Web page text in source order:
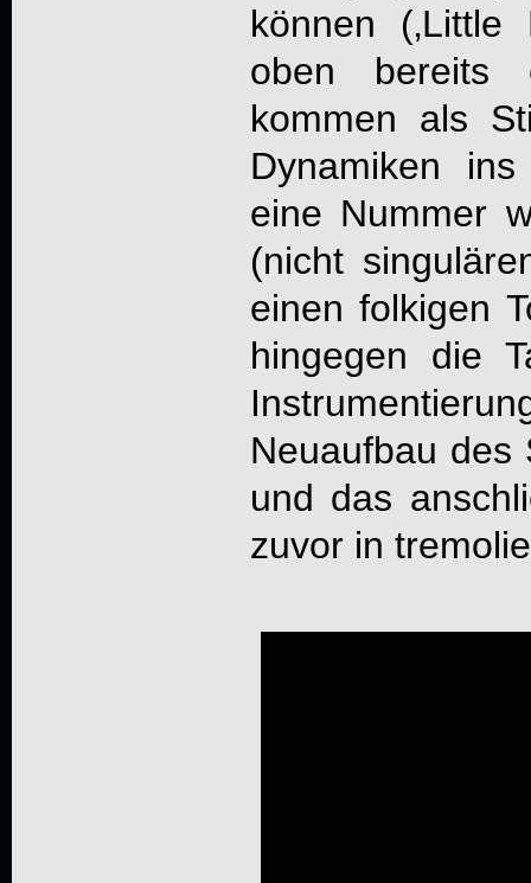
können
oben bereits
kommen als
Dynamiken
eine Nummer
(nicht
einen folkigen
hingegen die
Neuaufbau des
und das
zuvor in